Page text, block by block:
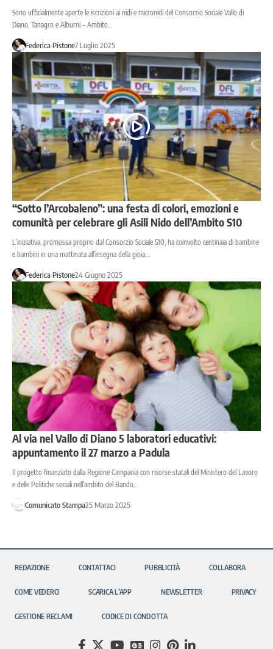
Sono ufficialmente aperte le iscrizioni ai nidi e micronidi del Consorzio Sociale Vallo di
Diano, Tanagro e Alburni – Ambito…
Federica Pistone7 Luglio 2025
“Sotto l’Arcobaleno”: una festa di colori, emozioni e
comunità per celebrare gli Asili Nido dell’Ambito S10
L’iniziativa, promossa proprio dal Consorzio Sociale S10, ha coinvolto centinaia di bambine
e bambini in una mattinata all’insegna della gioia,…
Federica Pistone24 Giugno 2025
Al via nel Vallo di Diano 5 laboratori educativi:
appuntamento il 27 marzo a Padula
Il progetto finanziato dalla Regione Campania con risorse statali del Ministero del Lavoro
e delle Politiche sociali nell’ambito del Bando…
Comunicato Stampa25 Marzo 2025
REDAZIONE CONTATTACI PUBBLICITÀ COLLABORA
COME VEDERCI SCARICA L’APP NEWSLETTER PRIVACY
GESTIONE RECLAMI CODICE DI CONDOTTA